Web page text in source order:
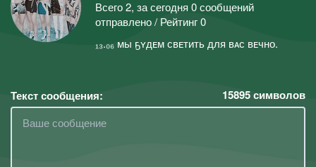
Всего 2, за сегодня 0 сообщений
отправлено / Рейтинг 0
₁₃.₀₆ мы ҕʏдᴇм свᴇтить для вᴀс вᴇчно.
Текст сообщения: 15895символов